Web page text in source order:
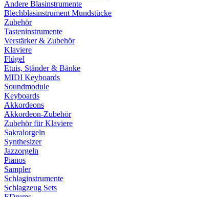
Andere Blasinstrumente
Blechblasinstrument Mundstücke
Zubehör
Tasteninstrumente
Verstärker & Zubehör
Klaviere
Flügel
Etuis, Ständer & Bänke
MIDI Keyboards
Soundmodule
Keyboards
Akkordeons
Akkordeon-Zubehör
Zubehör für Klaviere
Sakralorgeln
Synthesizer
Jazzorgeln
Pianos
Sampler
Schlaginstrumente
Schlagzeug Sets